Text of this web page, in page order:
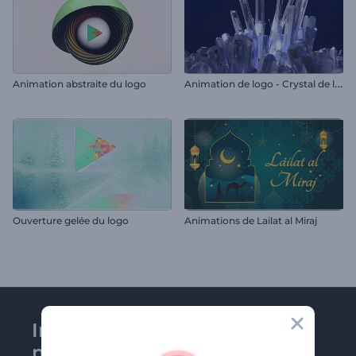
Animation abstraite du logo A
nimation de logo - Crystal de luxe
Ouverture gelée du logo Animations de Lailat al Miraj
Inscrivez-vous à la